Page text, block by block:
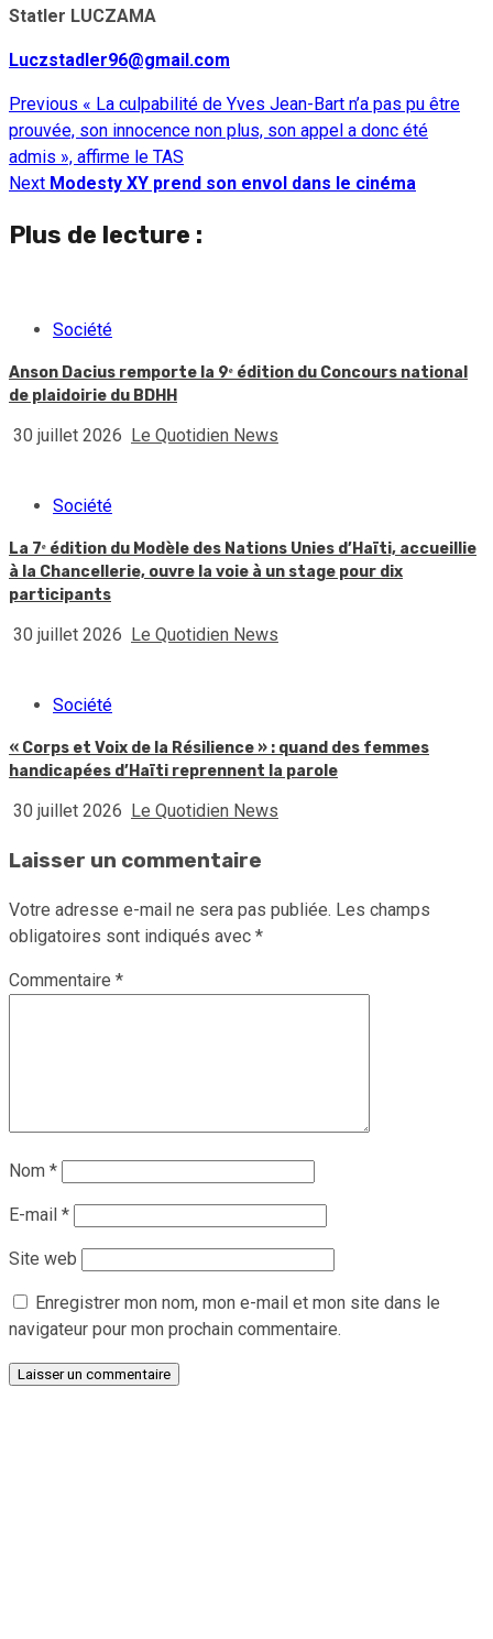
Statler LUCZAMA
Luczstadler96@gmail.com
Continue
Reading
Previous « La culpabilité de Yves Jean-Bart n’a pas pu être
prouvée, son innocence non plus, son appel a donc été
admis », affirme le TAS
Next Modesty XY prend son envol dans le cinéma
Plus de lecture :
Société
Anson Dacius remporte la 9ᵉ édition du Concours national
de plaidoirie du BDHH
30 juillet 2026 Le Quotidien News
Société
La 7ᵉ édition du Modèle des Nations Unies d’Haïti, accueillie
à la Chancellerie, ouvre la voie à un stage pour dix
participants
30 juillet 2026 Le Quotidien News
Société
« Corps et Voix de la Résilience » : quand des femmes
handicapées d’Haïti reprennent la parole
30 juillet 2026 Le Quotidien News
Laisser un commentaire
Votre adresse e-mail ne sera pas publiée. Les champs
obligatoires sont indiqués avec *
Commentaire *
Nom *
E-mail *
Site web
Enregistrer mon nom, mon e-mail et mon site dans le
navigateur pour mon prochain commentaire.